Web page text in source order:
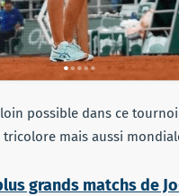
possible dans ce tournoi
mais aussi
grands matchs de